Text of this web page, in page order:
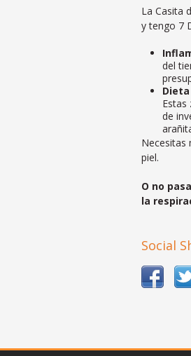
La Casita
y tengo 7
del
Estas
de
Necesitas
piel.
O no
la
Social